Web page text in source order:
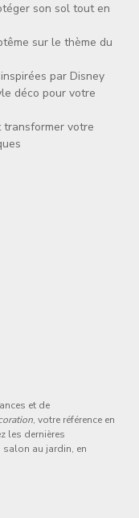
son sol tout en
sur le thème du
par Disney
déco pour votre
transformer votre
et de
, votre référence en
les dernières
au jardin, en